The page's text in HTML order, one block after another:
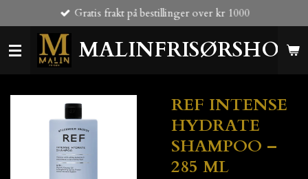
til
hovedinnhold
MALINFRISØRSHOP
Gratis frakt på bestillinger over kr 1000
REF INTENSE
HYDRATE
SHAMPOO –
285 ML